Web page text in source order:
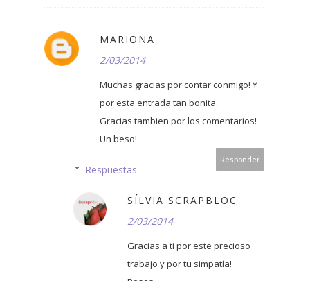
MARIONA
2/03/2014
Muchas gracias por contar conmigo! Y
por esta entrada tan bonita.
Gracias tambien por los comentarios!
Un beso!
Responder
Respuestas
SÍLVIA SCRAPBLOC
2/03/2014
Gracias a ti por este precioso
trabajo y por tu simpatía!